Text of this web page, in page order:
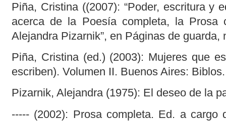
Piña, Cristina ((2007): “Poder, escritura y
acerca de la Poesía completa, la Prosa
Alejandra Pizarnik”, en Páginas de guarda,
Piña, Cristina (ed.) (2003): Mujeres que
escriben). Volumen II. Buenos Aires: Biblos.
Pizarnik, Alejandra (1975): El deseo de la
----- (2002): Prosa completa. Ed. a cargo